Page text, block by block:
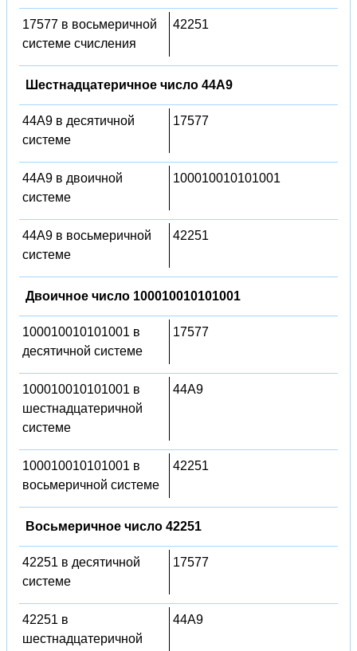
17577 в восьмеричной
системе счисления
42251
Шестнадцатеричное число 44A9
44A9 в десятичной
системе
17577
44A9 в двоичной
системе
100010010101001
44A9 в восьмеричной
системе
42251
Двоичное число 100010010101001
100010010101001 в
десятичной системе
17577
100010010101001 в
шестнадцатеричной
системе
44A9
100010010101001 в
восьмеричной системе
42251
Восьмеричное число 42251
42251 в десятичной
системе
17577
42251 в
шестнадцатеричной
44A9